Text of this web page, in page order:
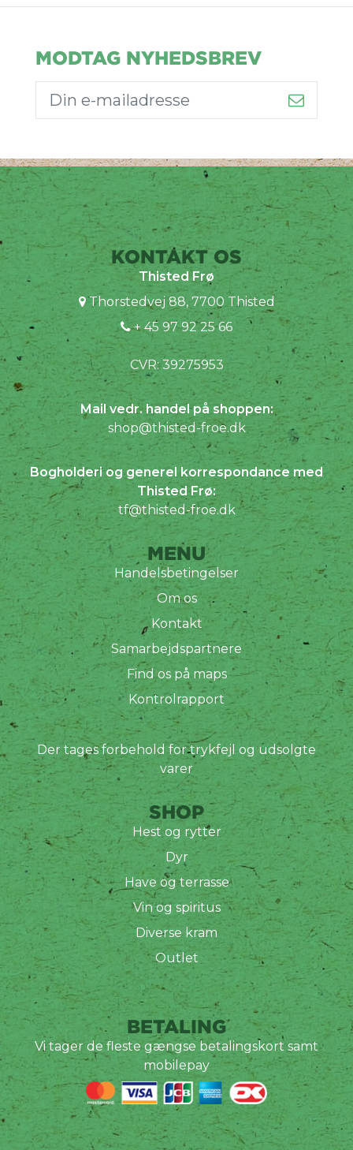
MODTAG NYHEDSBREV
KONTAKT OS
Thisted Frø
Thorstedvej 88, 7700 Thisted
+ 45 97 92 25 66
CVR: 39275953
Mail vedr. handel på shoppen:
shop@thisted-froe.dk
Bogholderi og generel korrespondance med
Thisted Frø:
tf@thisted-froe.dk
MENU
Handelsbetingelser
Om os
Kontakt
Samarbejdspartnere
Find os på maps
Kontrolrapport
Der tages forbehold for trykfejl og udsolgte
varer
SHOP
Hest og rytter
Dyr
Have og terrasse
Vin og spiritus
Diverse kram
Outlet
BETALING
Vi tager de fleste gængse betalingskort samt
mobilepay